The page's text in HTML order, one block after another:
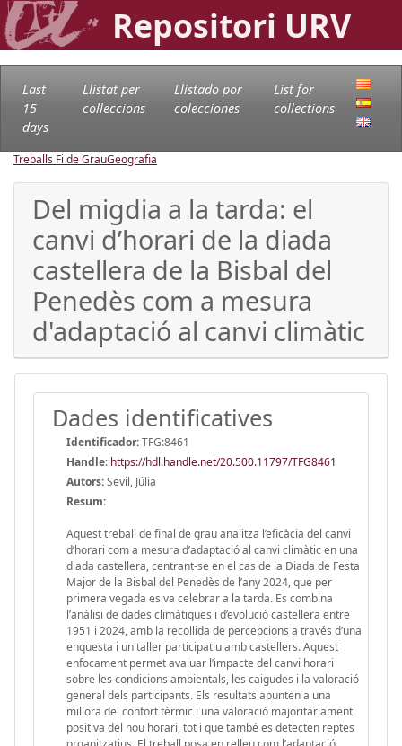
Repositori URV
Last
15
days
Llistat per
col·leccions
Llistado por
colecciones
List for
collections
Treballs Fi de GrauGeografia
Del migdia a la tarda: el
canvi d’horari de la diada
castellera de la Bisbal del
Penedès com a mesura
d'adaptació al canvi climàtic
Dades identificatives
Identificador:TFG:8461
Handle: https://hdl.handle.net/20.500.11797/TFG8461
Autors:Sevil, Júlia
Resum:
Aquest treball de final de grau analitza l’eficàcia del canvi
d’horari com a mesura d’adaptació al canvi climàtic en una
diada castellera, centrant-se en el cas de la Diada de Festa
Major de la Bisbal del Penedès de l’any 2024, que per
primera vegada es va celebrar a la tarda. Es combina
l’anàlisi de dades climàtiques i d’evolució castellera entre
1951 i 2024, amb la recollida de percepcions a través d’una
enquesta i un taller participatiu amb castellers. Aquest
enfocament permet avaluar l’impacte del canvi horari
sobre les condicions ambientals, les caigudes i la valoració
general dels participants. Els resultats apunten a una
millora del confort tèrmic i una valoració majoritàriament
positiva del nou horari, tot i que també es detecten reptes